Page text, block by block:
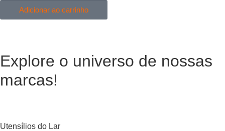
Adicionar ao carrinho
Explore o universo de nossas
marcas!
Utensílios do Lar